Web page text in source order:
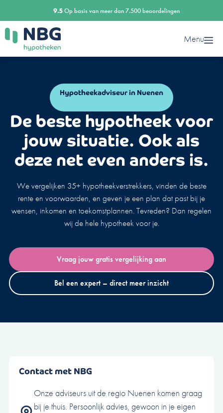
naar
de
inhoud
9.5Op basis van meer dan 7.500 beoordelingen
Menu
Hypotheekadviseur in Nuenen
De beste hypotheek voor
jouw situatie. Ook als
deze net even anders is.
We vergelijken 35+ hypotheekverstrekkers, vinden de beste
rente en voorwaarden, en geven je een plan dat past bij je
wensen, inkomen en toekomstplannen. Tevreden? Dan regelen
wij de hele hypotheek voor je.
Vraag jouw gratis vergelijking aan
Bel een expert – direct meer inzicht
Contact met NBG
Onze adviseurs uit de regio Nuenen komen graag
bij je thuis. Persoonlijk advies, gewoon in je eigen